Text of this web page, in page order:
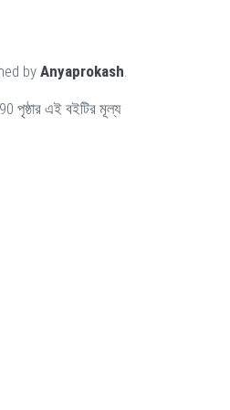
by Anyaprokash.
পৃষ্ঠার এই বইটির মূল্য